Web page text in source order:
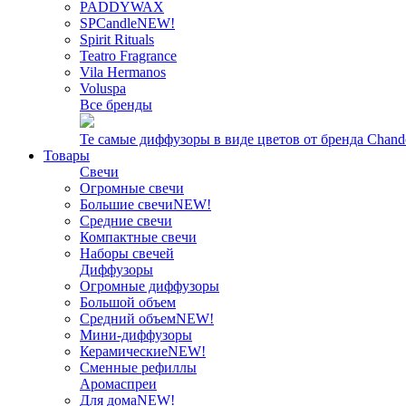
PADDYWAX
SPCandleNEW!
Spirit Rituals
Teatro Fragrance
Vila Hermanos
Voluspa
Все бренды
Те самые диффузоры в виде цветов от бренда
Товары
Свечи
Огромные свечи
Большие свечиNEW!
Средние свечи
Компактные свечи
Наборы свечей
Диффузоры
Огромные диффузоры
Большой объем
Средний объемNEW!
Мини-диффузоры
КерамическиеNEW!
Сменные рефиллы
Аромаспреи
Для домаNEW!